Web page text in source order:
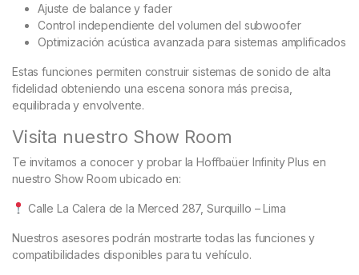
Ajuste de balance y fader
Control independiente del volumen del subwoofer
Optimización acústica avanzada para sistemas amplificados
Estas funciones permiten construir sistemas de sonido de alta
fidelidad obteniendo una escena sonora más precisa,
equilibrada y envolvente.
Visita nuestro Show Room
Te invitamos a conocer y probar la Hoffbaüer Infinity Plus en
nuestro Show Room ubicado en:
Calle La Calera de la Merced 287, Surquillo – Lima
Nuestros asesores podrán mostrarte todas las funciones y
compatibilidades disponibles para tu vehículo.